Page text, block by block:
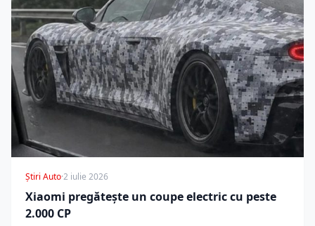
Știri Auto·2 iulie 2026
Xiaomi pregătește un coupe electric cu peste
2.000 CP